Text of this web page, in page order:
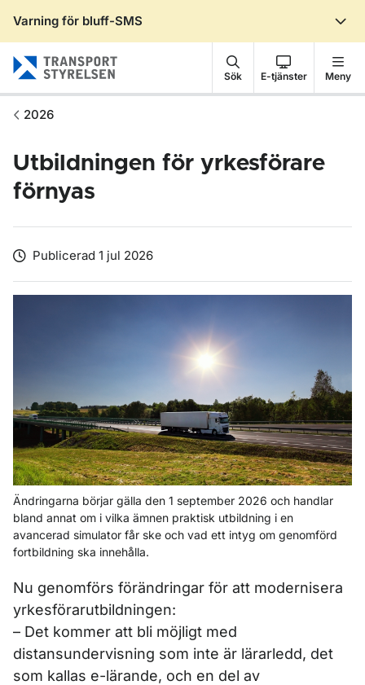
Varning för bluff-SMS
Sök E-tjänster Meny
2026
Utbildningen för yrkesförare
förnyas
Publicerad 1 jul 2026
Ändringarna börjar gälla den 1 september 2026 och handlar
bland annat om i vilka ämnen praktisk utbildning i en
avancerad simulator får ske och vad ett intyg om genomförd
fortbildning ska innehålla.
Nu genomförs förändringar för att modernisera
yrkesförarutbildningen:
– Det kommer att bli möjligt med
distansundervisning som inte är lärarledd, det
som kallas e-lärande, och en del av